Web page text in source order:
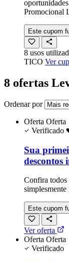
Promocional
Este cupom
8 usos
TICO Ver
8 ofertas
Ordenar por
Oferta Oferta
Verificado
Sua
descontos
Confira todos
Este cupom
Ver oferta
Oferta Oferta
Verificado